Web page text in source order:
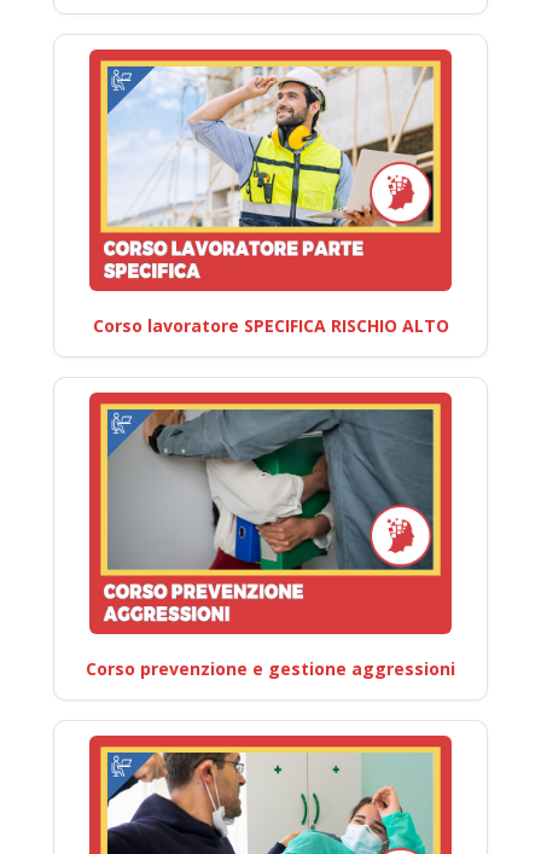
Corso lavoratore SPECIFICA RISCHIO ALTO
Corso prevenzione e gestione aggressioni